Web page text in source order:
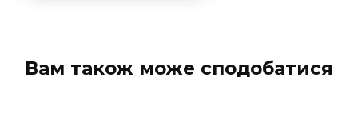
Вам також може сподобатися